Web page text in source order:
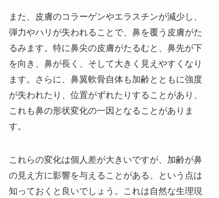
また、皮膚のコラーゲンやエラスチンが減少し、
弾力やハリが失われることで、鼻を覆う皮膚がた
るみます。特に鼻尖の皮膚がたるむと、鼻先が下
を向き、鼻が長く、そして大きく見えやすくなり
ます。さらに、鼻翼軟骨自体も加齢とともに強度
が失われたり、位置がずれたりすることがあり、
これも鼻の形状変化の一因となることがありま
す。
これらの変化は個人差が大きいですが、加齢が鼻
の見え方に影響を与えることがある、という点は
知っておくと良いでしょう。これは自然な生理現